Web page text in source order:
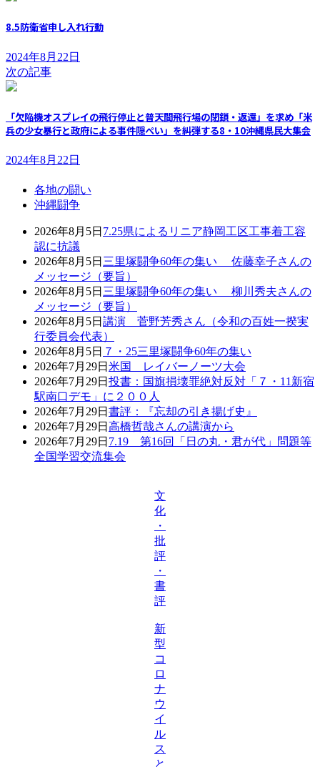
8.5防衛省申し入れ行動
2024年8月22日
次の記事
「欠陥機オスプレイの飛行停止と普天間飛行場の閉鎖・返還」を求め「米
兵の少女暴行と政府による事件隠ぺい」を糾弾する8・10沖縄県民大集会
2024年8月22日
各地の闘い
沖縄闘争
2026年8月5日 7.25県によるリニア静岡工区工事着工容
認に抗議
2026年8月5日 三里塚闘争60年の集い 佐藤幸子さんの
メッセージ（要旨）
2026年8月5日 三里塚闘争60年の集い 柳川秀夫さんの
メッセージ（要旨）
2026年8月5日 講演 菅野芳秀さん（令和の百姓一揆実
行委員会代表）
2026年8月5日 ７・25三里塚闘争60年の集い
2026年7月29日 米国 レイバーノーツ大会
2026年7月29日 投書：国旗損壊罪絶対反対「７・11新宿
駅南口デモ」に２００人
2026年7月29日 書評：『忘却の引き揚げ史』
2026年7月29日 高橋哲哉さんの講演から
2026年7月29日 7.19 第16回「日の丸・君が代」問題等
全国学習交流集会
文
化
・
批
評
・
書
評
新
型
コ
ロ
ナ
ウ
イ
ル
ス
と